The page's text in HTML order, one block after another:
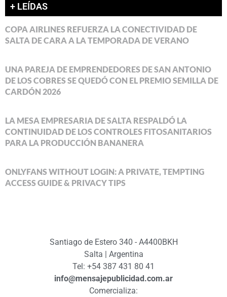
+ LEÍDAS
COPA AIRLINES REFUERZA LA CONECTIVIDAD DE
SALTA DE CARA A LA TEMPORADA DE VERANO
UNA PAREJA DE EMPRENDEDORES DE SAN ANTONIO
DE LOS COBRES SE QUEDÓ CON EL PREMIO SEMILLA DE
CARDÓN 2026
LA MESA EMPRESARIA DE SALTA RESPALDÓ LA
CONTINUIDAD DE LOS CONTROLES FITOSANITARIOS
PARA LA PRODUCCIÓN BANANERA
ONLYFANS WITHOUT LOGIN: A PRIVATE, TEMPTING
ACCESS GUIDE & PRIVACY TIPS
Santiago de Estero 340 - A4400BKH
Salta | Argentina
Tel: +54 387 431 80 41
info@mensajepublicidad.com.ar
Comercializa: